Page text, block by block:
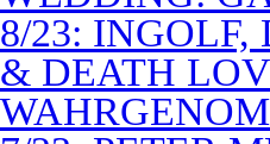
8/23:
& DEATH